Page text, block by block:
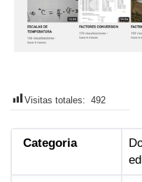
Visitas totales: 492
Categoria